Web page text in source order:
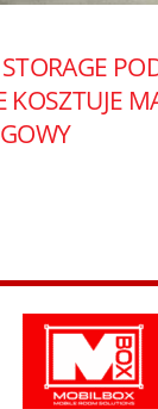
KOSZTUJE